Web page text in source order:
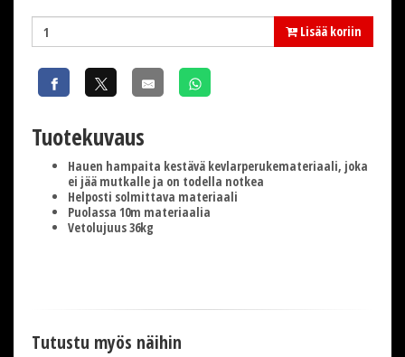
Lisää koriin
Tuotekuvaus
Hauen hampaita kestävä kevlarperukemateriaali, joka
ei jää mutkalle ja on todella notkea
Helposti solmittava materiaali
Puolassa 10m materiaalia
Vetolujuus 36kg
Tutustu myös näihin